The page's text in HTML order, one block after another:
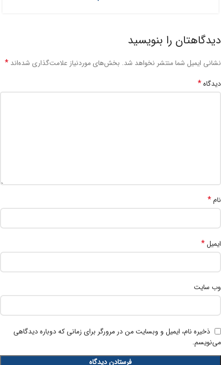
دیدگاهتان را بنویسید
نشانی ایمیل شما منتشر نخواهد شد. بخش‌های موردنیاز علامت‌گذاری شده‌اند *
دیدگاه*
نام*
ایمیل*
وب‌ سایت
ذخیره نام، ایمیل و وبسایت من در مرورگر برای زمانی که دوباره دیدگاهی
می‌نویسم.